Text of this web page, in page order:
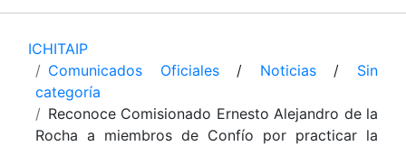
ICHITAIP
Comunicados Oficiales/ Noticias/ Sin
categoría
Reconoce Comisionado Ernesto Alejandro de la
Rocha a miembros de Confío por practicar la